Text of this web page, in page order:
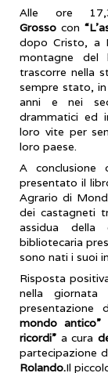
Alle ore
Grosso con
dopo Cristo, a
montagne del
trascorre nella
sempre stato,
anni e nei
drammatici ed
loro vite per
loro paese.
A conclusione
presentato il
Agrario di
dei castagneti
assidua della
bibliotecaria
sono nati i suoi
Risposta
nella
presentazione
mondo antico”
ricordi” a cura
partecipazione
Rolando.Il